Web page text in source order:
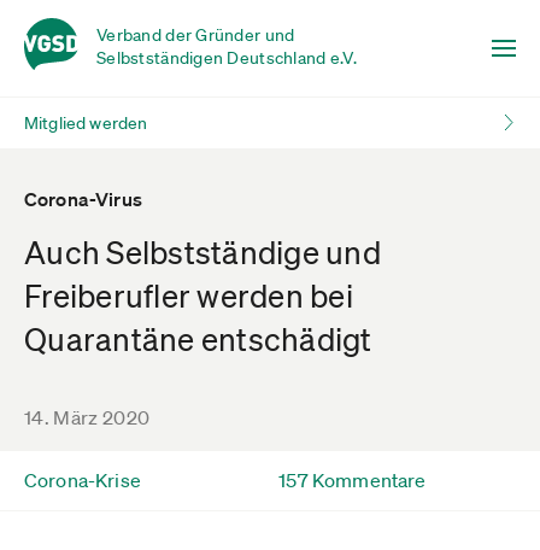
Verband der Gründer und
Selbstständigen Deutschland e.V.
Mitglied werden
Corona-Virus
Auch Selbstständige und
Freiberufler werden bei
Quarantäne entschädigt
14. März 2020
Corona-Krise 157 Kommentare